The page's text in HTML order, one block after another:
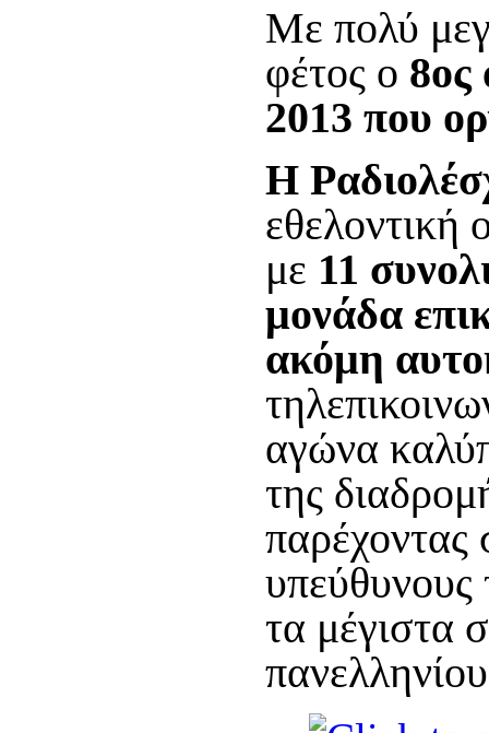
Με πολύ
φέτος ο 8ος
2013 που
Η
εθελοντική
με 11
μονάδα
ακόμη
αγώνα
της
παρέχοντας
υπεύθυνους
τα μέγιστα